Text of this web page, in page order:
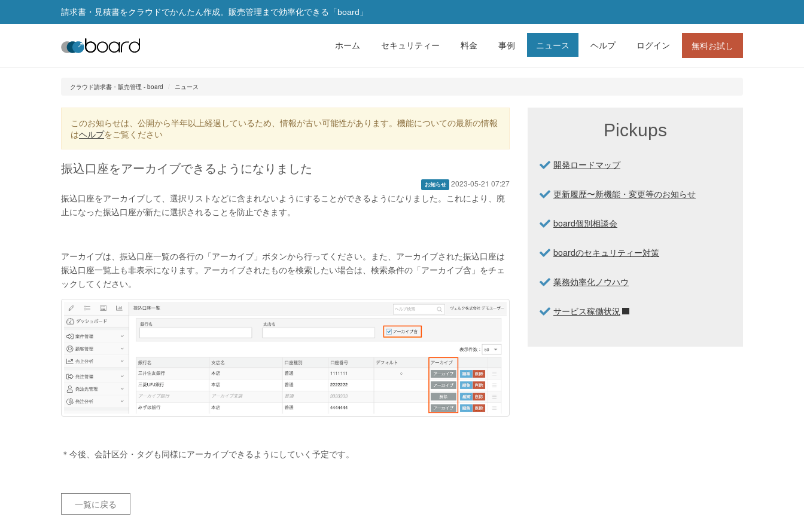
請求書・見積書をクラウドでかんたん作成。販売管理まで効率化できる「board」
ホーム セキュリティー 料金 事例 ニュース ヘルプ ログイン 無料お試し
クラウド請求書・販売管理 - board ニュース
このお知らせは、公開から半年以上経過しているため、情報が古い可能性があります。機能についての最新の情報
はヘルプをご覧ください
振込口座をアーカイブできるようになりました
お知らせ 2023-05-21 07:27
振込口座をアーカイブして、選択リストなどに含まれないようにすることができるようになりました。これにより、廃
止になった振込口座が新たに選択されることを防止できます。
アーカイブは、振込口座一覧の各行の「アーカイブ」ボタンから行ってください。また、アーカイブされた振込口座は
振込口座一覧上も非表示になります。アーカイブされたものを検索したい場合は、検索条件の「アーカイブ含」をチェ
ックしてください。
＊今後、会計区分・タグも同様にアーカイブできるようにしていく予定です。
一覧に戻る
Pickups
開発ロードマップ
更新履歴〜新機能・変更等のお知らせ
board個別相談会
boardのセキュリティー対策
業務効率化ノウハウ
サービス稼働状況